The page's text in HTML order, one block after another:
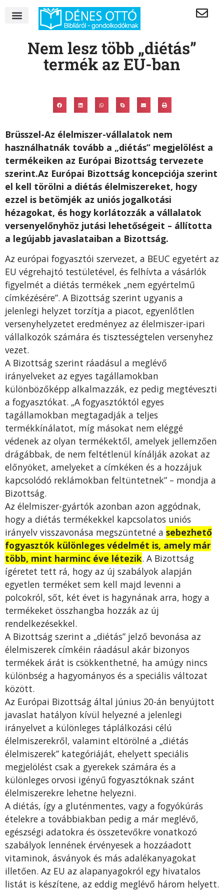
Nem lesz több „diétás”
termék az EU-ban
Brüsszel-Az élelmiszer-vállalatok nem
használhatnák tovább a „diétás” megjelölést a
termékeiken az Európai Bizottság tervezete
szerint.Az Európai Bizottság koncepciója szerint
el kell törölni a diétás élelmiszereket, hogy
ezzel is betömjék az uniós jogalkotási
hézagokat, és hogy korlátozzák a vállalatok
versenyelőnyhöz jutási lehetőségeit – állította
a legújabb javaslataiban a Bizottság.
Az európai fogyasztói szervezet, a BEUC egyetért az
EU végrehajtó testületével, és felhívta a vásárlók
figyelmét a diétás termékek „nem egyértelmű
címkézésére”. A Bizottság szerint ugyanis a
jelenlegi helyzet torzítja a piacot, egyenlőtlen
versenyhelyzetet eredményez az élelmiszer-ipari
vállalkozók számára és tisztességtelen versenyhez
vezet.
A Bizottság szerint ráadásul a meglévő
irányelveket az egyes tagállamokban
különbözőképp alkalmazzák, ez pedig megtéveszti
a fogyasztókat. „A fogyasztóktól egyes
tagállamokban megtagadják a teljes
termékkínálatot, míg másokat nem eléggé
védenek az olyan termékektől, amelyek jellemzően
drágábbak, de nem feltétlenül kínálják azokat az
előnyöket, amelyeket a címkéken és a hozzájuk
kapcsolódó reklámokban feltüntetnek” – mondja a
Bizottság.
Az élelmiszer-gyártók azonban azon aggódnak,
hogy a diétás termékekkel kapcsolatos uniós
irányelv visszavonása megszüntetné a sebezhető
fogyasztók különleges védelmét is, amely már
több, mint harminc éve létezik. A Bizottság
ígéretet tett rá, hogy az új szabályok alapján
egyetlen terméket sem kell majd levenni a
polcokról, sőt, két évet is hagynának arra, hogy a
termékeket összhangba hozzák az új
rendelkezésekkel.
A Bizottság szerint a „diétás” jelző bevonása az
élelmiszerek címkéin ráadásul akár bizonyos
termékek árát is csökkenthetné, ha amúgy nincs
különbség a hagyományos és a speciális változat
között.
Az Európai Bizottság által június 20-án benyújtott
javaslat hatályon kívül helyezné a jelenlegi
irányelvet a különleges táplálkozási célú
élelmiszerekről, valamint eltörölné a „diétás
élelmiszerek” kategóriáját, ehelyett speciális
megjelölést csak a gyerekek számára és a
különleges orvosi igényű fogyasztóknak szánt
élelmiszerekre lehetne helyezni.
A diétás, így a gluténmentes, vagy a fogyókúrás
ételekre a továbbiakban pedig a már meglévő,
egészségi adatokra és összetevőkre vonatkozó
szabályok lennének érvényesek a hozzáadott
vitaminok, ásványok és más adalékanyagokat
illetően. Az EU az alapanyagokról egy hivatalos
listát is készítene, az eddig meglévő három helyett.